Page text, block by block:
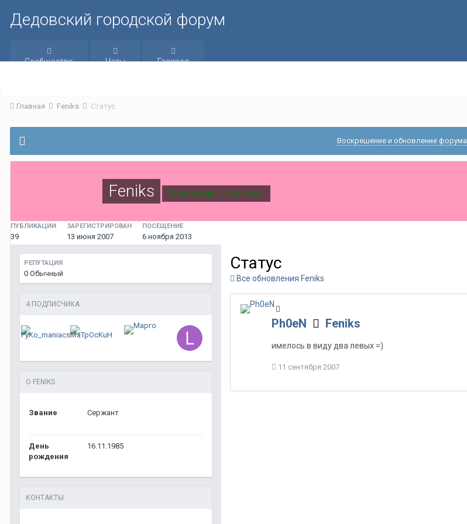
Дедовский городской форум
Сообщество Чаты Галерея
Главная Feniks Статус
Воскрешение и обновление форума
Feniks Полноправный участник
ПУБЛИКАЦИИ
39
ЗАРЕГИСТРИРОВАН
13 июня 2007
ПОСЕЩЕНИЕ
6 ноября 2013
РЕПУТАЦИЯ
0 Обычный
4 ПОДПИСЧИКА
О FENIKS
Звание Сержант
День
рождения
16.11.1985
КОНТАКТЫ
Статус
Все обновления Feniks
Ph0eN Feniks
имелось в виду два левых =)
11 сентября 2007